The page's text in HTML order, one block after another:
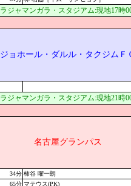
ラジャマンガラ・スタジアム:現地17時
ジョホール・ダルル・タクジムＦ
ラジャマンガラ・スタジアム:現地21時
名古屋グランパス
34分 柿谷 曜一朗
65分 マテウス(PK)